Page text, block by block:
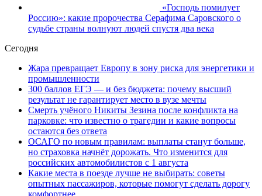
«Господь помилует
Россию»: какие пророчества Серафима Саровского о
судьбе страны волнуют людей спустя два века
Сегодня
Жара превращает Европу в зону риска для энергетики и
промышленности
300 баллов ЕГЭ — и без бюджета: почему высший
результат не гарантирует место в вузе мечты
Смерть учёного Никиты Зезина после конфликта на
парковке: что известно о трагедии и какие вопросы
остаются без ответа
ОСАГО по новым правилам: выплаты станут больше,
но страховка начнёт дорожать. Что изменится для
российских автомобилистов с 1 августа
Какие места в поезде лучше не выбирать: советы
опытных пассажиров, которые помогут сделать дорогу
комфортнее